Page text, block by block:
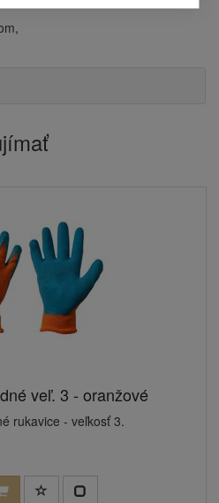
veľ. 3 - oranžové
rukavice - veľkosť 3.